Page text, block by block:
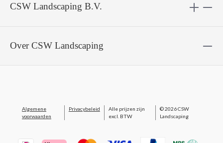
CSW Landscaping B.V.
Over CSW Landscaping
Algemene
voorwaarden
Privacybeleid
Alle prijzen zijn
excl. BTW
© 2026 CSW
Landscaping